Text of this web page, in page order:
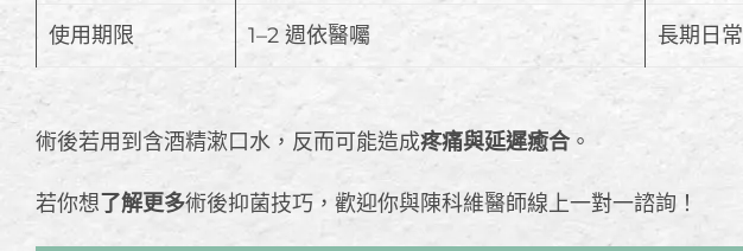
使用期限 1–2 週依醫囑 長期日常
術後若用到含酒精漱口水，反而可能造成疼痛與延遲癒合。
若你想了解更多術後抑菌技巧，歡迎你與陳科維醫師線上一對一諮詢！